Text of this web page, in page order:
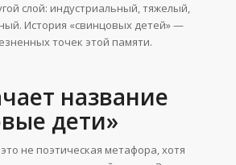
слой: индустриальный, тяжелый,
История «свинцовых детей» —
точек этой памяти.
название
дети»
не поэтическая метафора, хотя